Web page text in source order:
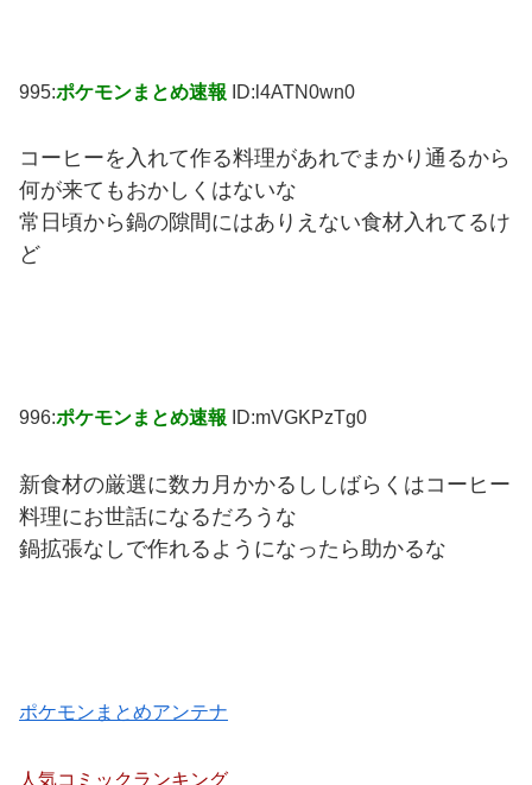
995:ポケモンまとめ速報 ID:l4ATN0wn0
コーヒーを入れて作る料理があれでまかり通るから
何が来てもおかしくはないな
常日頃から鍋の隙間にはありえない食材入れてるけ
ど
996:ポケモンまとめ速報 ID:mVGKPzTg0
新食材の厳選に数カ月かかるししばらくはコーヒー
料理にお世話になるだろうな
鍋拡張なしで作れるようになったら助かるな
ポケモンまとめアンテナ
人気コミックランキング